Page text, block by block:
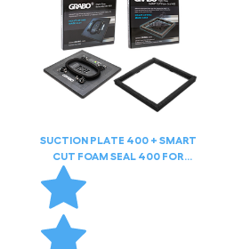
SUCTION PLATE 400 + SMART
CUT FOAM SEAL 400 FOR
GRABO HIGHFLOW